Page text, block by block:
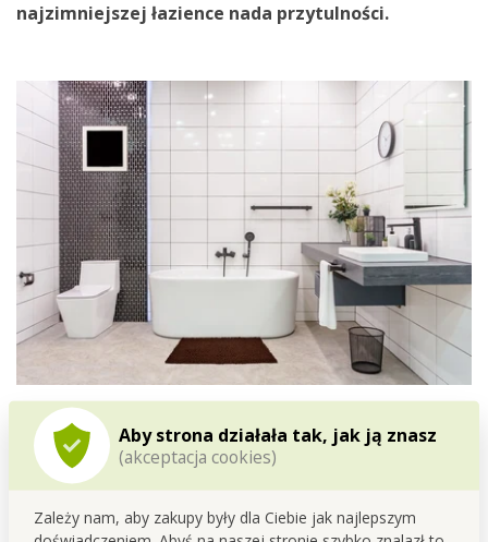
Aby strona działała tak, jak ją znasz
(akceptacja cookies)
Zależy nam, aby zakupy były dla Ciebie jak najlepszym
najzimniejszej łazience nada przytulności.
3D CORAL
z delikatnego mikrowłókna z tłoczonymi wypustkami
różnej wielkości, maks. wysokość włosia 3 cm
Spodnia częśćze specjalnym antypoślizgowym